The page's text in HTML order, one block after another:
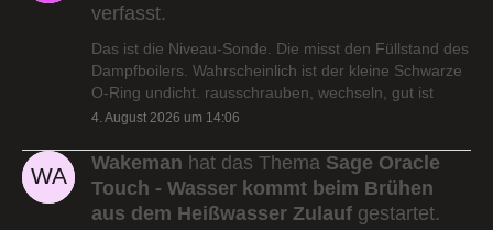
verfasst.
Das ist die Niveau-Sonde. Die misst den Füllstand des
Dampfboilers. Wahrscheinlich ist der kleine Schwarze
O-Ring undicht. rausschrauben, wechseln, gut ist
4. August 2026 um 14:06
Wakeman hat das Thema Sage Oracle
Touch - Wasser kommt beim Brühen
aus dem Heißwasser Zulauf gestartet.